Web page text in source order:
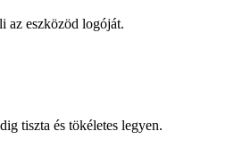
az eszközöd logóját.
tiszta és tökéletes legyen.